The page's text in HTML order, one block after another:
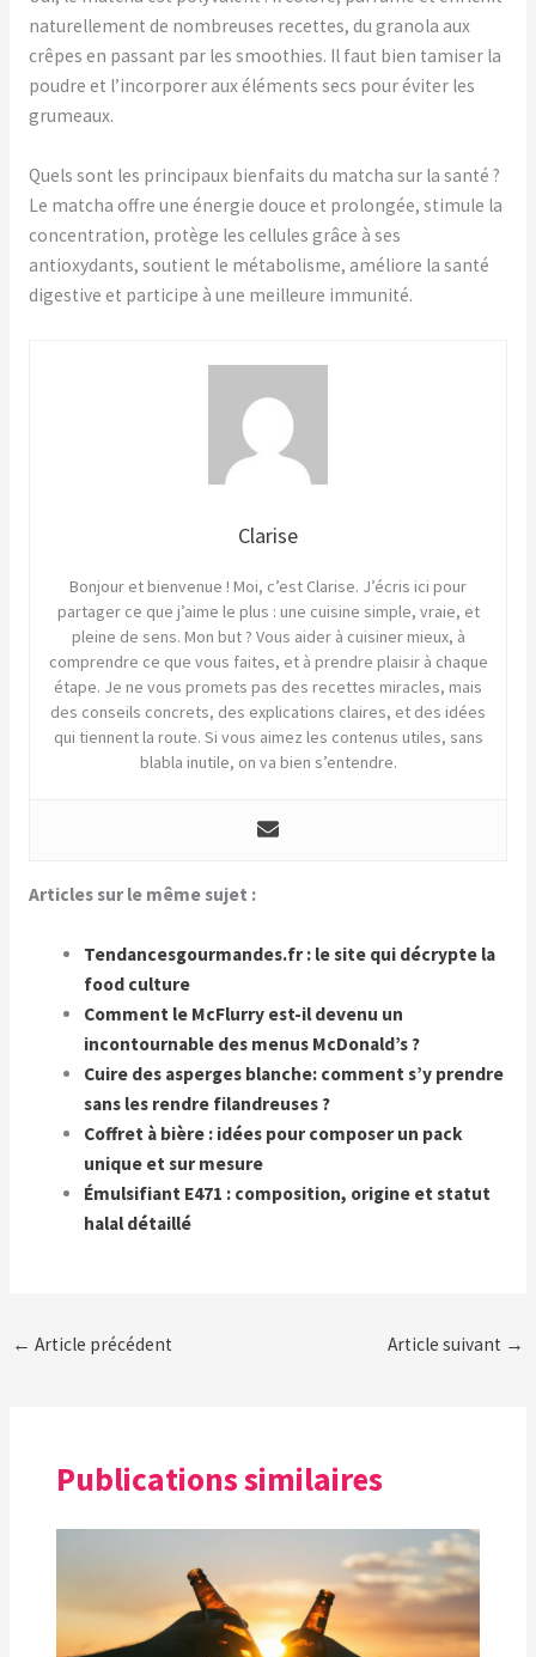
naturellement de nombreuses recettes, du granola aux
crêpes en passant par les smoothies. Il faut bien tamiser la
poudre et l’incorporer aux éléments secs pour éviter les
grumeaux.
Quels sont les principaux bienfaits du matcha sur la santé ?
Le matcha offre une énergie douce et prolongée, stimule la
concentration, protège les cellules grâce à ses
antioxydants, soutient le métabolisme, améliore la santé
digestive et participe à une meilleure immunité.
Clarise
Bonjour et bienvenue ! Moi, c’est Clarise. J’écris ici pour
partager ce que j’aime le plus : une cuisine simple, vraie, et
pleine de sens. Mon but ? Vous aider à cuisiner mieux, à
comprendre ce que vous faites, et à prendre plaisir à chaque
étape. Je ne vous promets pas des recettes miracles, mais
des conseils concrets, des explications claires, et des idées
qui tiennent la route. Si vous aimez les contenus utiles, sans
blabla inutile, on va bien s’entendre.
Articles sur le même sujet :
Tendancesgourmandes.fr : le site qui décrypte la
food culture
Comment le McFlurry est-il devenu un
incontournable des menus McDonald’s ?
Cuire des asperges blanche: comment s’y prendre
sans les rendre filandreuses ?
Coffret à bière : idées pour composer un pack
unique et sur mesure
Émulsifiant E471 : composition, origine et statut
halal détaillé
← Article précédent Article suivant →
Publications similaires